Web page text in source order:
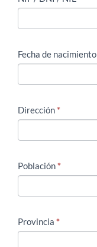
Fecha de nacimiento
Dirección*
Población*
Provincia *